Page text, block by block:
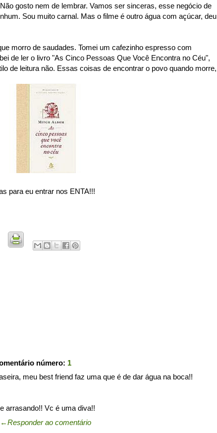
gosto nem de lembrar. Vamos ser sinceras, esse negócio de
Sou muito carnal. Mas o filme é outro água com açúcar, deu
morro de saudades. Tomei um cafezinho espresso com
de ler o livro "As Cinco Pessoas Que Você Encontra no Céu",
de leitura não. Essas coisas de encontrar o povo quando morre,
para eu entrar nos ENTA!!!
número: 1
meu best friend faz uma que é de dar água na boca!!
arrasando!! Vc é uma diva!!
←Responder ao comentário